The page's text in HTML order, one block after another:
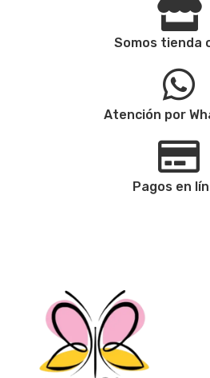
Somos tienda
Atención por
Pagos en